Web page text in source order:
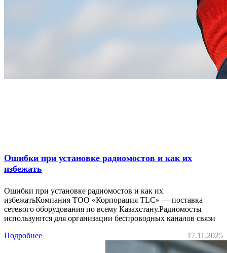
Ошибки при установке радиомостов и как их
избежать
Ошибки при установке радиомостов и как их
избежатьКомпания ТОО «Корпорация TLC» — поставка
сетевого оборудования по всему Казахстану.Радиомосты
используются для организации беспроводных каналов связи
Подробнее
17.11.2025